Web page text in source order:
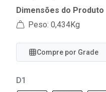
Dimensões do Produto
Peso: 0,434Kg
Compre por Grade
D1